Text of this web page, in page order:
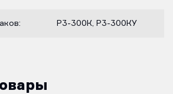
Р3-300К, Р3-300КУ